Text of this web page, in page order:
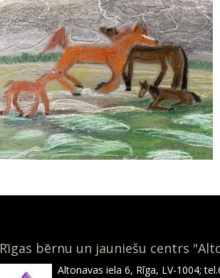
Rīgas bērnu un jauniešu centrs
Altonavas iela 6, Rīga, LV-1004;